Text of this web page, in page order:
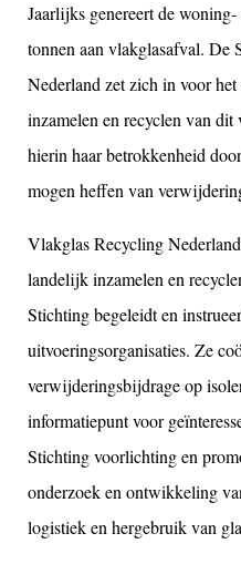
Jaarlijks genereert de
tonnen aan vlakglasafval.
Nederland zet zich in voor het
inzamelen en recyclen van
hierin haar betrokkenheid
mogen heffen van
Vlakglas Recycling
landelijk inzamelen en
Stichting begeleidt en
uitvoeringsorganisaties. Ze
verwijderingsbijdrage op
informatiepunt voor
Stichting voorlichting en
onderzoek en ontwikkeling
logistiek en hergebruik van